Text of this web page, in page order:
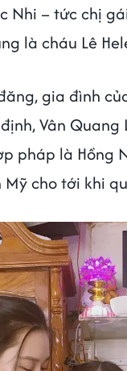
Nhi – tức chị
là cháu Lê
gia đình
Vân Quang
pháp là Hồng
cho tới khi